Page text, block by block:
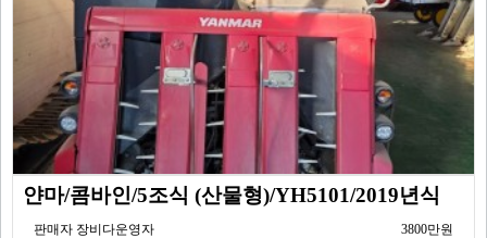
얀마/콤바인/5조식 (산물형)/YH5101/2019년식
판매자 장비다운영자 3800만원